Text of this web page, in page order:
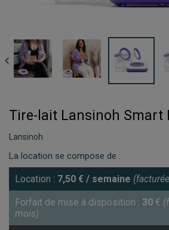
Tire-lait Lansinoh Smart
Lansinoh
La location se compose de :
Location : 7,50 € / semaine
Forfait de mise à disposition : 30 €
mois)